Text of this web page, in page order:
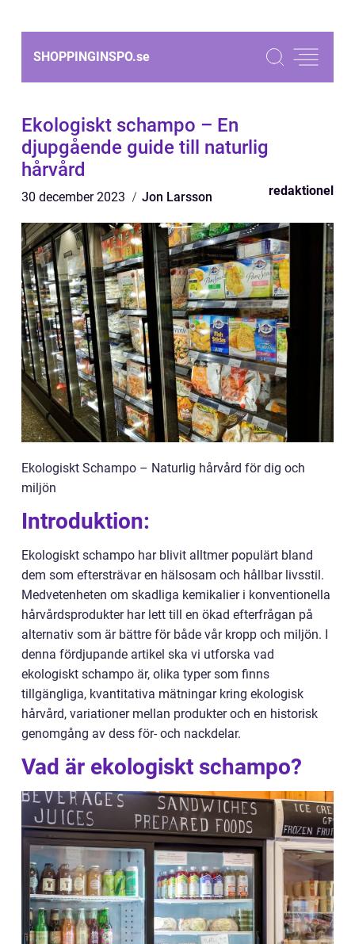
SHOPPINGINSPO.se
Ekologiskt schampo – En
djupgående guide till naturlig
hårvård
30 december 2023 Jon Larsson redaktionel
Ekologiskt Schampo – Naturlig hårvård för dig och
miljön
Introduktion:
Ekologiskt schampo har blivit alltmer populärt bland
dem som eftersträvar en hälsosam och hållbar livsstil.
Medvetenheten om skadliga kemikalier i konventionella
hårvårdsprodukter har lett till en ökad efterfrågan på
alternativ som är bättre för både vår kropp och miljön. I
denna fördjupande artikel ska vi utforska vad
ekologiskt schampo är, olika typer som finns
tillgängliga, kvantitativa mätningar kring ekologisk
hårvård, variationer mellan produkter och en historisk
genomgång av dess för- och nackdelar.
Vad är ekologiskt schampo?